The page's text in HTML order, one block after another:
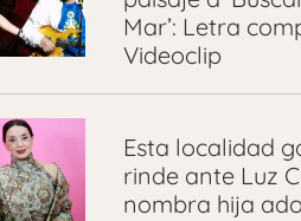
Mar’: Letra
Videoclip
Esta localidad
rinde ante Luz
nombra hija